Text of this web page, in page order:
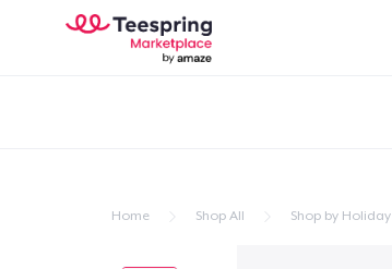
Home Shop All Shop by Holiday